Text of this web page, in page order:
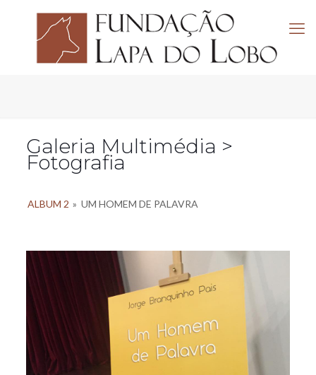
Galeria Multimédia >
Fotografia
ALBUM 2 » UM HOMEM DE PALAVRA